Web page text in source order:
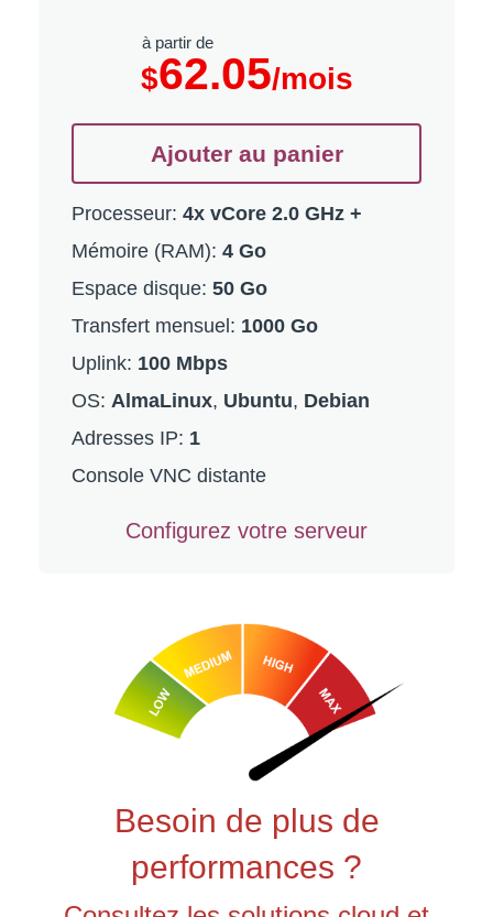
à partir de
$62.05/mois
Ajouter au panier
Processeur: 4x vCore 2.0 GHz +
Mémoire (RAM): 4 Go
Espace disque: 50 Go
Transfert mensuel: 1000 Go
Uplink: 100 Mbps
OS: AlmaLinux, Ubuntu, Debian
Adresses IP: 1
Console VNC distante
Configurez votre serveur
Besoin de plus de
performances ?